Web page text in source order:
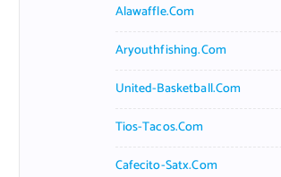
Alawaffle.com
Aryouthfishing.com
United-Basketball.com
Tios-Tacos.com
Cafecito-Satx.com